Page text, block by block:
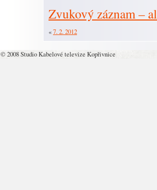
Zvukový záznam –
«7. 2. 2012
© 2008 Studio Kabelové televize Kopřivnice